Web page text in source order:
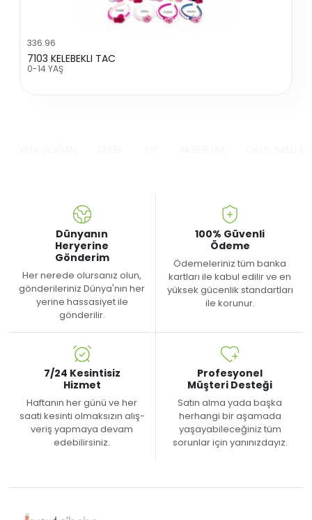
336.96
7103 KELEBEKLI TAC
0-14 YAŞ
Dünyanın
Heryerine
Gönderim
Her nerede olursanız olun,
gönderileriniz Dünya'nın her
yerine hassasiyet ile
gönderilir.
100% Güvenli
Ödeme
Ödemeleriniz tüm banka
kartları ile kabul edilir ve en
yüksek gücenlik standartları
ile korunur.
7/24 Kesintisiz
Hizmet
Haftanın her günü ve her
saati kesinti olmaksızın alış-
veriş yapmaya devam
edebilirsiniz.
Profesyonel
Müşteri Desteği
Satın alma yada başka
herhangi bir aşamada
yaşayabileceğiniz tüm
sorunlar için yanınızdayız.